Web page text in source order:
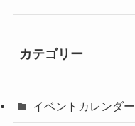
カテゴリー
イベントカレンダー